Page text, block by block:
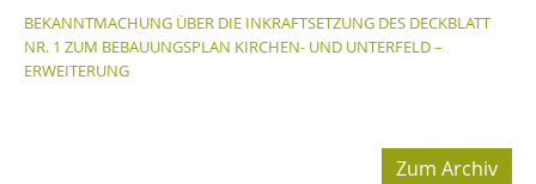
BEKANNTMACHUNG ÜBER DIE INKRAFTSETZUNG DES DECKBLATT
NR. 1 ZUM BEBAUUNGSPLAN KIRCHEN- UND UNTERFELD –
ERWEITERUNG
Zum Archiv